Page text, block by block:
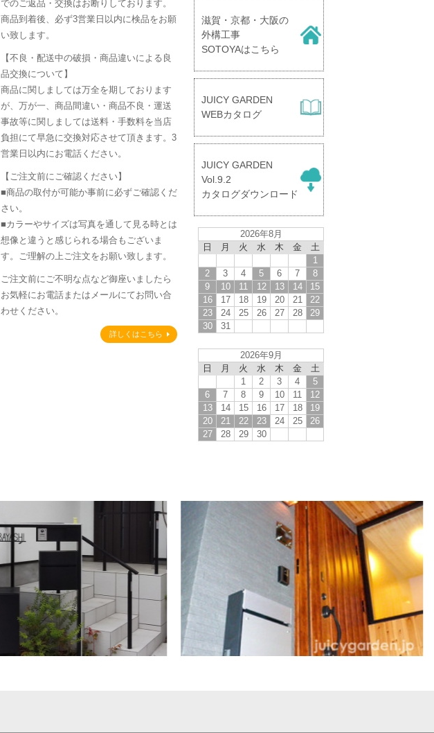
でのご返品・交換はお断りしております。
商品到着後、必ず3営業日以内に検品をお願
い致します。
【不良・配送中の破損・商品違いによる良
品交換について】
商品に関しましては万全を期しております
が、万が一、商品間違い・商品不良・運送
事故等に関しましては送料・手数料を当店
負担にて早急に交換対応させて頂きます。3
営業日以内にお電話ください。
【ご注文前にご確認ください】
■商品の取付が可能か事前に必ずご確認くだ
さい。
■カラーやサイズは写真を通して見る時とは
想像と違うと感じられる場合もございま
す。ご理解の上ご注文をお願い致します。
ご注文前にご不明な点など御座いましたら
お気軽にお電話またはメールにてお問い合
わせください。
詳しくはこちら
滋賀・京都・大阪の
外構工事
SOTOYAはこちら
JUICY GARDEN
WEBカタログ
JUICY GARDEN
Vol.9.2
カタログダウンロード
2026年8月
日
月 火 水 木 金
土
1
2
3 4 5 6 7
8
9
10 11 12 13 14
15
16
17 18 19 20 21
22
23
24 25 26 27 28
29
30
31
2026年9月
日
月 火 水 木 金
土
1
2 3 4
5
6
7 8 9 10 11
12
13
14 15 16 17 18
19
20
21 22 23 24 25
26
27
28 29 30